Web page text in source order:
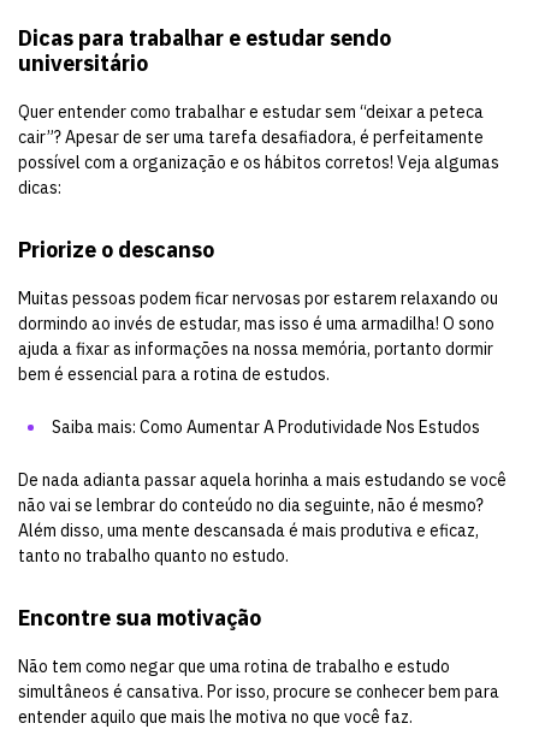
Dicas para trabalhar e estudar sendo
universitário
Quer entender como trabalhar e estudar sem “deixar a peteca
cair”? Apesar de ser uma tarefa desafiadora, é perfeitamente
possível com a organização e os hábitos corretos! Veja algumas
dicas:
Priorize o descanso
Muitas pessoas podem ficar nervosas por estarem relaxando ou
dormindo ao invés de estudar, mas isso é uma armadilha! O sono
ajuda a fixar as informações na nossa memória, portanto dormir
bem é essencial para a rotina de estudos.
Saiba mais: Como Aumentar A Produtividade Nos Estudos
De nada adianta passar aquela horinha a mais estudando se você
não vai se lembrar do conteúdo no dia seguinte, não é mesmo?
Além disso, uma mente descansada é mais produtiva e eficaz,
tanto no trabalho quanto no estudo.
Encontre sua motivação
Não tem como negar que uma rotina de trabalho e estudo
simultâneos é cansativa. Por isso, procure se conhecer bem para
entender aquilo que mais lhe motiva no que você faz.